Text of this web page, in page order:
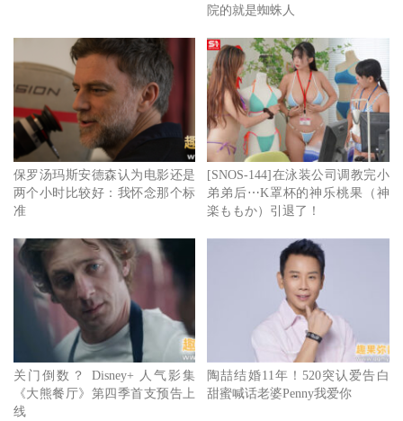
院的就是蜘蛛人
保罗汤玛斯安德森认为电影还是
两个小时比较好：我怀念那个标
准
[SNOS-144]在泳装公司调教完小
弟弟后⋯K罩杯的神乐桃果（神
楽ももか）引退了！
关门倒数？ Disney+ 人气影集
《大熊餐厅》第四季首支预告上
线
陶喆结婚11年！520突认爱告白
甜蜜喊话老婆Penny我爱你